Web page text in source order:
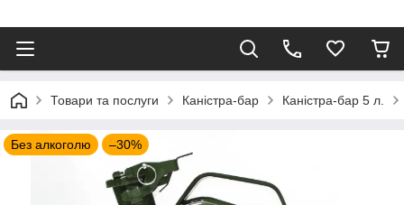
Товари та послуги Каністра-бар Каністра-бар 5 л.
Без алкоголю –30%